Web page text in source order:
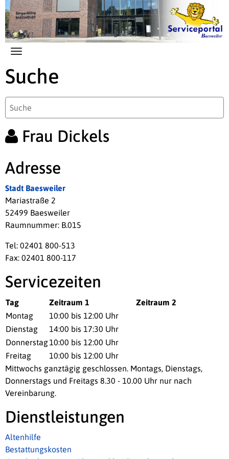
Zum Hauptinhalt springen
Suche
Frau Dickels
Adresse
Stadt Baesweiler
Mariastraße 2
52499 Baesweiler
Raumnummer: B.015
Tel: 02401 800-513
Fax: 02401 800-117
Servicezeiten
Tag Zeitraum 1
Zeitraum 2
Montag
10:00 bis 12:00 Uhr
Dienstag
14:00 bis 17:30 Uhr
Donnerstag10:00 bis 12:00 Uhr
Freitag
10:00 bis 12:00 Uhr
Mittwochs ganztägig geschlossen. Montags, Dienstags,
Donnerstags und Freitags 8.30 - 10.00 Uhr nur nach
Vereinbarung.
Dienstleistungen
Altenhilfe
Bestattungskosten